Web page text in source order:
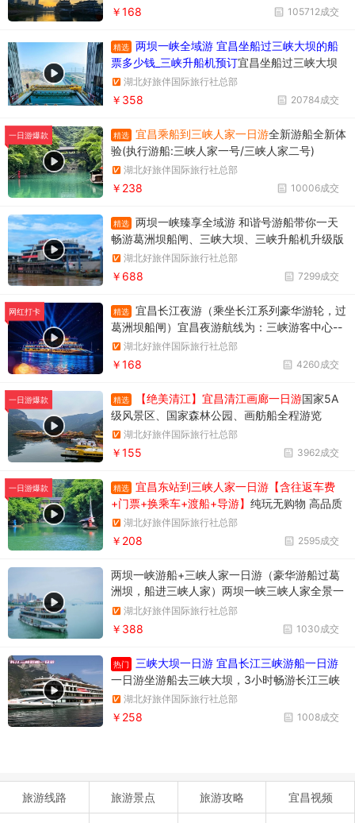
105712成交
￥168
精选
两坝一峡全域游 宜昌坐船过三峡大坝的船
票多少钱_三峡升船机预订宜昌坐船过三峡大坝
升船机一日游358元/人，一天时间坐船过两个
坝，葛洲坝和三峡大坝。
湖北好旅伴国际旅行社总部
20784成交
￥358
一日游爆款 精选 宜昌乘船到三峡人家一日游全新游船全新体
验(执行游船:三峡人家一号/三峡人家二号)
湖北好旅伴国际旅行社总部
10006成交
￥238
精选
两坝一峡臻享全域游 和谐号游船带你一天
畅游葛洲坝船闸、三峡大坝、三峡升船机升级版
两坝一峡，升级版两坝一峡全域游，两坝一峡PL
US版本
湖北好旅伴国际旅行社总部
7299成交
￥688
网红打卡 精选
宜昌长江夜游（乘坐长江系列豪华游轮，过
葛洲坝船闸）宜昌夜游航线为：三峡游客中心--
天然塔--过葛洲坝船闸--黄柏河下船，穿过葛洲
坝船闸，体验水涨船高的神奇变化。
湖北好旅伴国际旅行社总部
4260成交
￥168
一日游爆款 精选 【绝美清江】宜昌清江画廊一日游国家5A
级风景区、国家森林公园、画舫船全程游览
湖北好旅伴国际旅行社总部
3962成交
￥155
一日游爆款 精选
宜昌东站到三峡人家一日游【含往返车费
+门票+换乘车+渡船+导游】 纯玩无购物 高品质
享受当地跟团一日游
湖北好旅伴国际旅行社总部
2595成交
￥208
两坝一峡游船+三峡人家一日游（豪华游船过葛
洲坝，船进三峡人家）两坝一峡三峡人家全景一
日游湖北好旅伴国际旅行社总部
1030成交
￥388
热门
三峡大坝一日游 宜昌长江三峡游船一日游
一日游坐游船去三峡大坝，3小时畅游长江三峡
西陵峡风光，参观举世瞩目的三峡大坝，多维度
了解三峡工程
湖北好旅伴国际旅行社总部
1008成交
￥258
旅游线路 旅游景点 旅游攻略 宜昌视频